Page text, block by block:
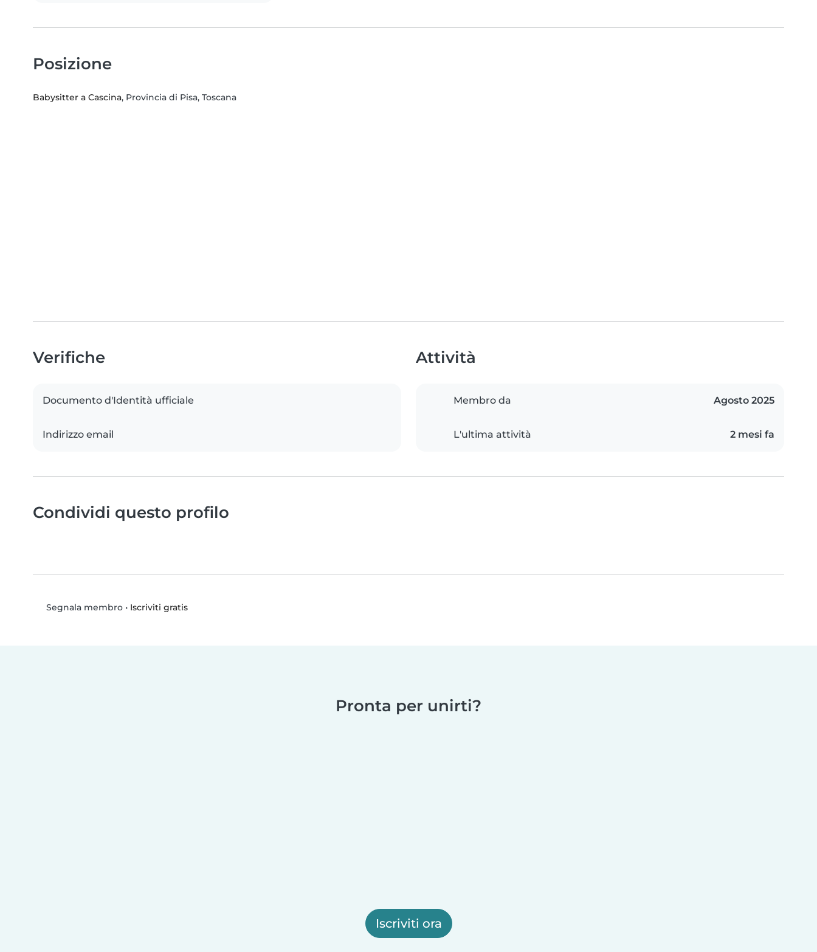
Posizione
Babysitter a Cascina, Provincia di Pisa, Toscana
Verifiche
Documento d'Identità ufficiale
Indirizzo email
Attività
Membro da Agosto 2025
L'ultima attività 2 mesi fa
Condividi questo profilo
Segnala membro• Iscriviti gratis
Pronta per unirti?
Iscriviti ora